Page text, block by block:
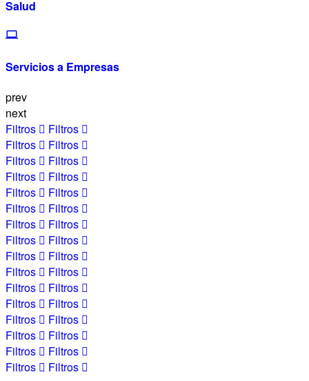
Salud
Servicios a Empresas
prev
next
Filtros
Filtros
Filtros
Filtros
Filtros
Filtros
Filtros
Filtros
Filtros
Filtros
Filtros
Filtros
Filtros
Filtros
Filtros
Filtros
Filtros
Filtros
Filtros
Filtros
Filtros
Filtros
Filtros
Filtros
Filtros
Filtros
Filtros
Filtros
Filtros
Filtros
Filtros
Filtros